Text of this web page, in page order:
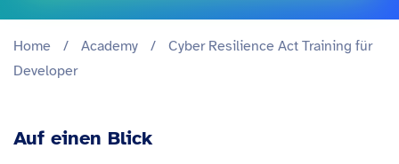
Home / Academy /
Cyber Resilience Act Training für
Developer
Auf einen Blick